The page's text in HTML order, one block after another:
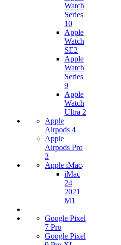
Watch
Series
10
Apple
Watch
SE2
Apple
Watch
Series
9
Apple
Watch
Ultra 2
Apple
Airpods 4
Apple
Airpods Pro
3
Apple iMac
iMac
24
2021
M1
Google Pixel
7 Pro
Google Pixel